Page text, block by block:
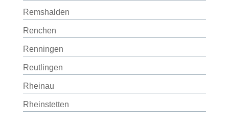
Remshalden
Renchen
Renningen
Reutlingen
Rheinau
Rheinstetten